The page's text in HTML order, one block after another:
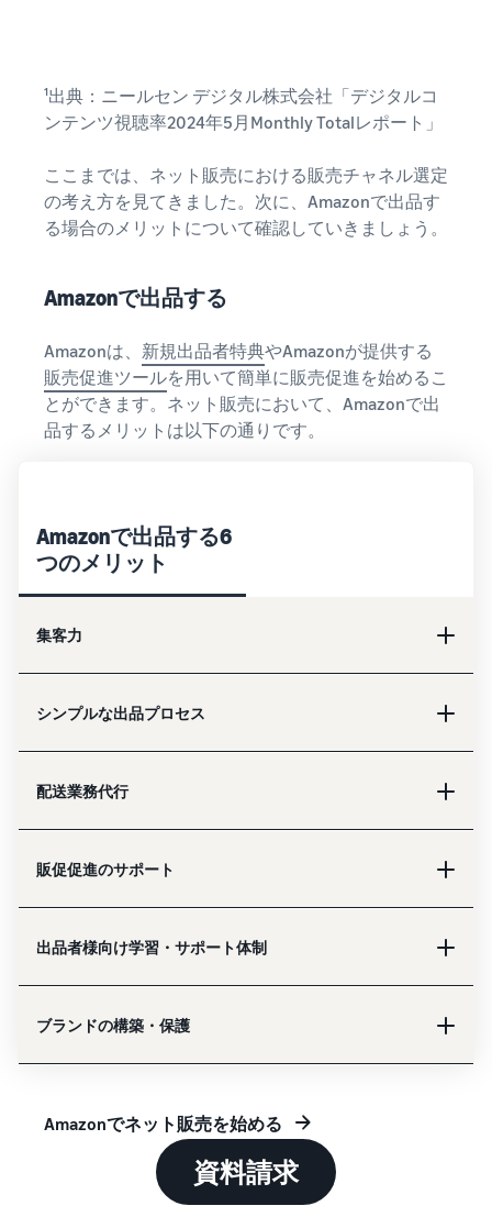
¹出典：ニールセン デジタル株式会社「デジタルコ
ンテンツ視聴率2024年5月Monthly Totalレポート」
ここまでは、ネット販売における販売チャネル選定
の考え方を見てきました。次に、Amazonで出品す
る場合のメリットについて確認していきましょう。
Amazonで出品する
Amazonは、 新規出品者特典やAmazonが提供する
販売促進ツールを用いて簡単に販売促進を始めるこ
とができます。ネット販売において、Amazonで出
品するメリットは以下の通りです。
Amazonで出品する6
つのメリット
集客力
シンプルな出品プロセス
配送業務代行
販促促進のサポート
出品者様向け学習・サポート体制
ブランドの構築・保護
Amazonでネット販売を始める
資料請求